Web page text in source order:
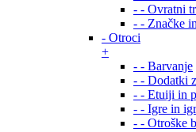
- - Ovratni
- - Značke
- Otroci
+
- - Barvanje
- - Dodatki
- - Etuiji in
- - Igre in
- - Otroške